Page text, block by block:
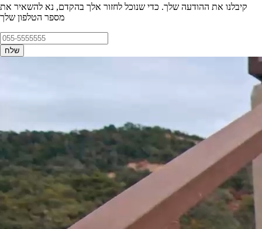
קיבלנו את ההודעה שלך. כדי שנוכל לחזור אלך בהקדם, נא להשאיר את
מספר הטלפון שלך
שלח